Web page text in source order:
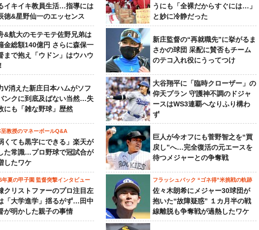
イキイキ教員生活…指導には
徳&星野仙一のエッセンス
うにも「全裸だからすぐには…」
と妙に冷静だった
&航大のモテモテ佐野兄弟は
金総額140億円 さらに森保一
まで抱え「ウドン」はウハウ
新庄監督の“再就職先”に挙がるま
さかの球団 采配に賛否もチーム
のテコ入れ役にうってつけ
V消えた新庄日本ハムがソフ
ンクに到底及ばない当然…失
にも「雑な野球」歴然
大谷翔平に「臨時クローザー」の
仰天プラン 守護神不調のドジャ
ースはWS3連覇へなりふり構わ
ず
至教授のマネーボールQ&A
くても黒字にできる」楽天が
た常識…プロ野球で冠試合が
したワケ
巨人が今オフにも菅野智之を“買
戻し”へ…完全復活の元エースを
待つメジャーとの争奪戦
年夏の甲子園 監督突撃インタビュー
クリストファーのプロ注目左
「大学進学」揺るがず…田中
が明かした親子の事情
フラッシュバック “ゴネ得”米挑戦の軌跡
佐々木朗希にメジャー30球団が
抱いた“故障疑惑” １カ月半の戦
線離脱も争奪戦が過熱したワケ